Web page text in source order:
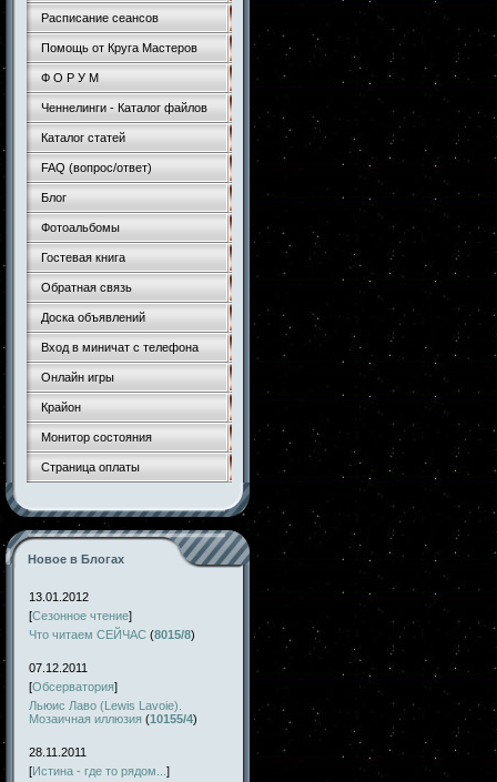
Расписание сеансов
Помощь от Круга Мастеров
Ф О Р У М
Ченнелинги - Каталог файлов
Каталог статей
FAQ (вопрос/ответ)
Блог
Фотоальбомы
Гостевая книга
Обратная связь
Доска объявлений
Вход в миничат с телефона
Онлайн игры
Крайон
Монитор состояния
Страница оплаты
Новое в Блогах
13.01.2012
[Сезонное чтение]
Что читаем СЕЙЧАС (8015/8)
07.12.2011
[Обсерватория]
Льюис Лаво (Lewis Lavoie).
Мозаичная иллюзия (10155/4)
28.11.2011
[Истина - где то рядом... ]